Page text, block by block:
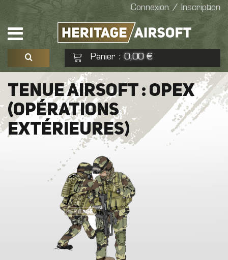
Connexion / Inscription
Panier : 0,00 €
Voir mon panier Commander
Aucun produit
TENUE AIRSOFT : OPEX
(OPÉRATIONS
EXTÉRIEURES)